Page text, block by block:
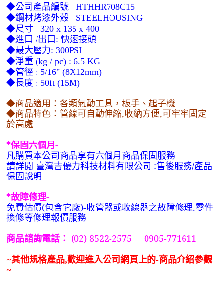
◆公司產品編號 HTHHR708C15
◆鋼材烤漆外殼 STEELHOUSING
◆尺寸 320 x 135 x 400
◆進口 /出口: 快速接頭
◆最大壓力: 300PSI
◆淨重 (kg / pc) : 6.5 KG
◆管徑 : 5/16" (8X12mm)
◆長度 : 50ft (15M)
◆商品適用：各類氣動工具，板手、起子機
◆商品特色：管線可自動伸縮,收納方便,可牢牢固定
於高處
*保固六個月-
凡購買本公司商品享有六個月商品保固服務
請詳閱-臺灣吉優力科技材料有限公司 :售後服務/產品
保固說明
*故障修理-
免費估價(包含它廠)-收管器或收線器之故障修理.零件
換修等修理報價服務
商品諮詢電話：
(02) 8522-2575 0905-771611
~其他規格產品,歡迎進入公司網頁上的-商品介紹參觀
~